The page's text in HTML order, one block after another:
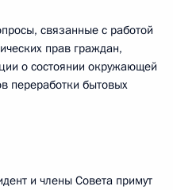
связанные с работой
прав граждан,
о состоянии окружающей
переработки бытовых
и члены Совета примут